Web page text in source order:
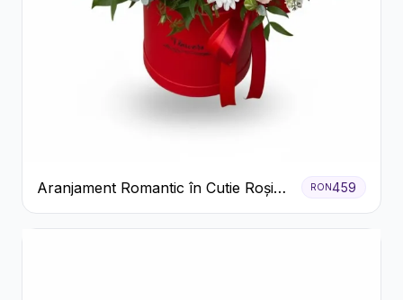
Aranjament Romantic în Cutie Roșie
cu Trandafiri și Crizanteme
RON 459